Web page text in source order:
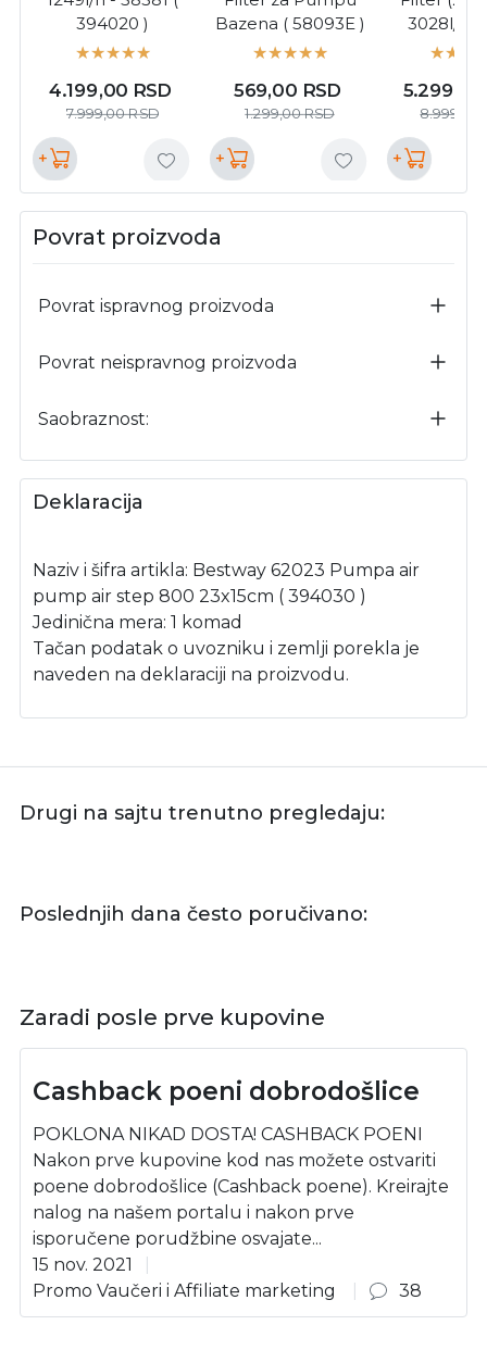
394020 )
4.199,00 RSD
7.999,00RSD
+
Bazena ( 58093E )
569,00 RSD
1.299,00RSD
+
3028l/
3950
5.299,00
8.999,00
+
Povrat proizvoda
Povrat ispravnog proizvoda
Povrat neispravnog proizvoda
Saobraznost:
Deklaracija
Naziv i šifra artikla: Bestway 62023 Pumpa air
pump air step 800 23x15cm ( 394030 )
Jedinična mera: 1 komad
Tačan podatak o uvozniku i zemlji porekla je
naveden na deklaraciji na proizvodu.
Drugi na sajtu trenutno pregledaju:
Poslednjih dana često poručivano:
Zaradi posle prve kupovine
Cashback poeni dobrodošlice
POKLONA NIKAD DOSTA! CASHBACK POENI
Nakon prve kupovine kod nas možete ostvariti
poene dobrodošlice (Cashback poene). Kreirajte
nalog na našem portalu i nakon prve
isporučene porudžbine osvajate...
15 nov. 2021
Promo Vaučeri i Affiliate marketing
38